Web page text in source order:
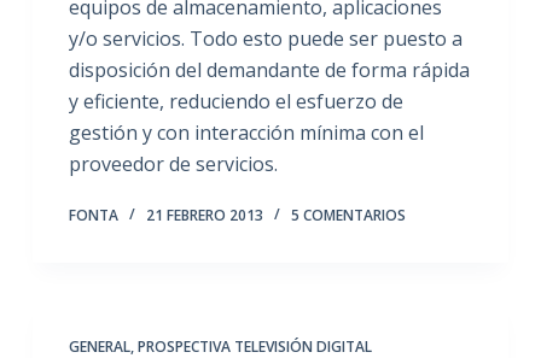
equipos de almacenamiento, aplicaciones
y/o servicios. Todo esto puede ser puesto a
disposición del demandante de forma rápida
y eficiente, reduciendo el esfuerzo de
gestión y con interacción mínima con el
proveedor de servicios.
FONTA 21 FEBRERO 2013 5 COMENTARIOS
GENERAL,PROSPECTIVA TELEVISIÓN DIGITAL